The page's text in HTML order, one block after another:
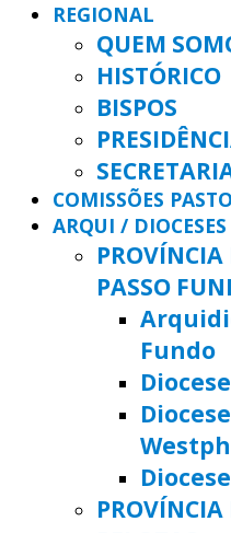
REGIONAL
QUEM
HISTÓRICO
BISPOS
COMISSÕES
ARQUI / DIOCESES
PROVÍNCIA
PASSO
Fundo
PROVÍNCIA